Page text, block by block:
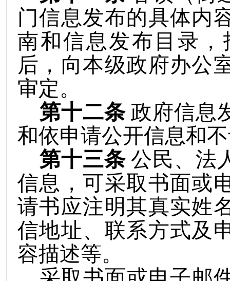
门信息发布的具体内
南和信息发布目录
后，向本级政府办公
审定。
第十二条 政府信息
和依申请公开信息和
第十三条 公民、法
信息，可采取书面或
请书应注明其真实姓
信地址、联系方式及
容描述等。